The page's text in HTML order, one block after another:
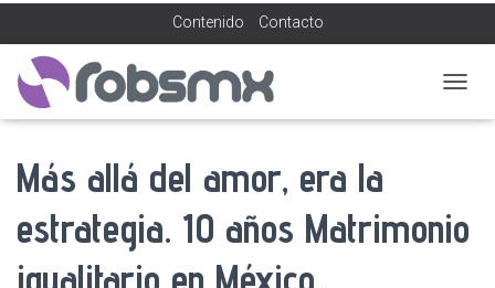
Contenido Contacto
A
R
M
Más allá del amor, era la
estrategia. 10 años Matrimonio